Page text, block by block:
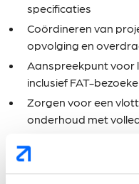
specificaties
Coördineren van
opvolging en
Aanspreekpunt voor
inclusief FAT-
Zorgen voor een
onderhoud met
Voorbereiden en